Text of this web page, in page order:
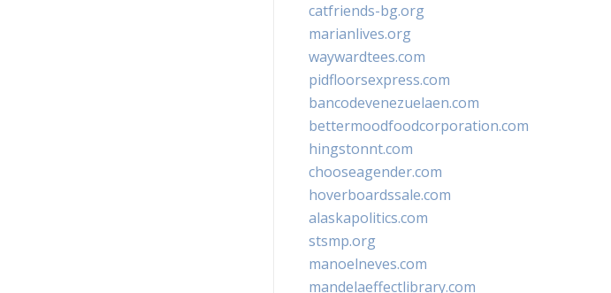
catfriends-bg.org
marianlives.org
waywardtees.com
pidfloorsexpress.com
bancodevenezuelaen.com
bettermoodfoodcorporation.com
hingstonnt.com
chooseagender.com
hoverboardssale.com
alaskapolitics.com
stsmp.org
manoelneves.com
mandelaeffectlibrary.com